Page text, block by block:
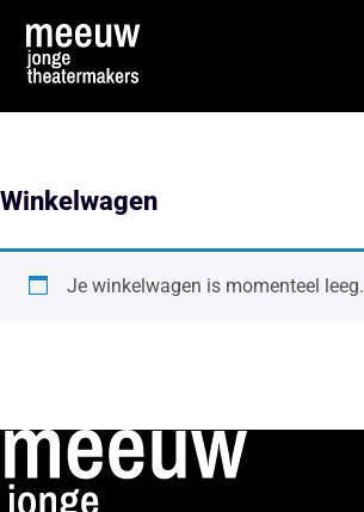
Winkelwagen
Je winkelwagen is momenteel leeg.